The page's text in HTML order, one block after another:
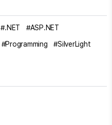
#.NET
#ASP.NET
#Programming #SilverLight